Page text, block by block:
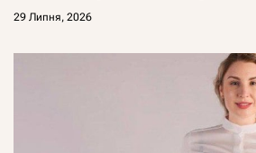
29 Липня, 2026